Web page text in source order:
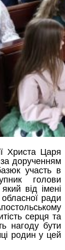
Христа Царя
дорученням
участь в
голови
від імені
ради
серця та
нагоду бути
родин у цей